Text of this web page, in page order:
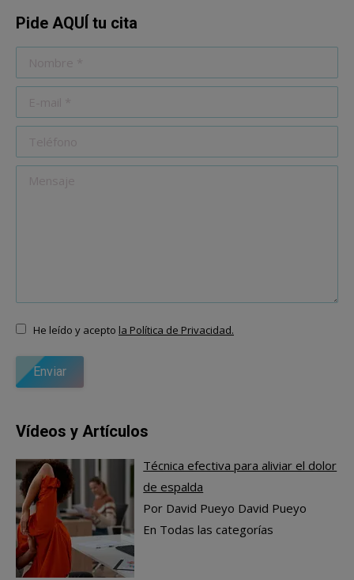
Pide AQUÍ tu cita
He leído y acepto la Política de Privacidad.
Enviar
Vídeos y Artículos
Técnica efectiva para aliviar el dolor
de espalda
Por David Pueyo David Pueyo
En Todas las categorías